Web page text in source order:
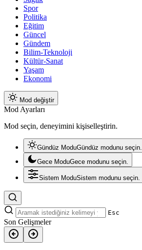
Spor
Politika
Eğitim
Güncel
Gündem
Bilim-Teknoloji
Kültür-Sanat
Yaşam
Ekonomi
Mod değiştir
Mod Ayarları
Mod seçin, deneyimini kişiselleştirin.
Gündüz ModuGündüz modunu seçin.
Gece ModuGece modunu seçin.
Sistem ModuSistem modunu seçin.
Esc
Son Gelişmeler